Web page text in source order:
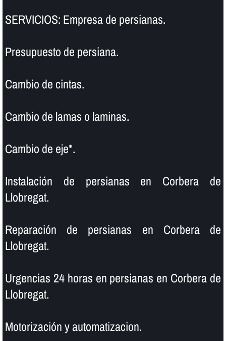
SERVICIOS: Empresa de persianas.
Presupuesto de persiana.
Cambio de cintas.
Cambio de lamas o laminas.
Cambio de eje*.
Instalación de persianas en Corbera de
Llobregat.
Reparación de persianas en Corbera de
Llobregat.
Urgencias 24 horas en persianas en Corbera de
Llobregat.
Motorización y automatizacion.